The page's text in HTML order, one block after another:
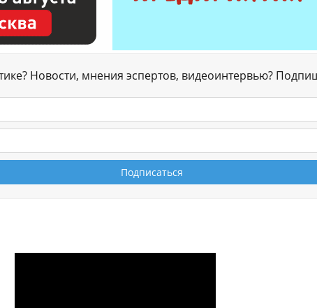
Новости, мнения эспертов, видеоинтервью?